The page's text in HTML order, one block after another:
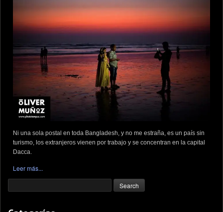
Ni una sola postal en toda Bangladesh, y no me estraña, es un país sin
turismo, los extranjeros vienen por trabajo y se concentran en la capital
Dacca.
Leer más...